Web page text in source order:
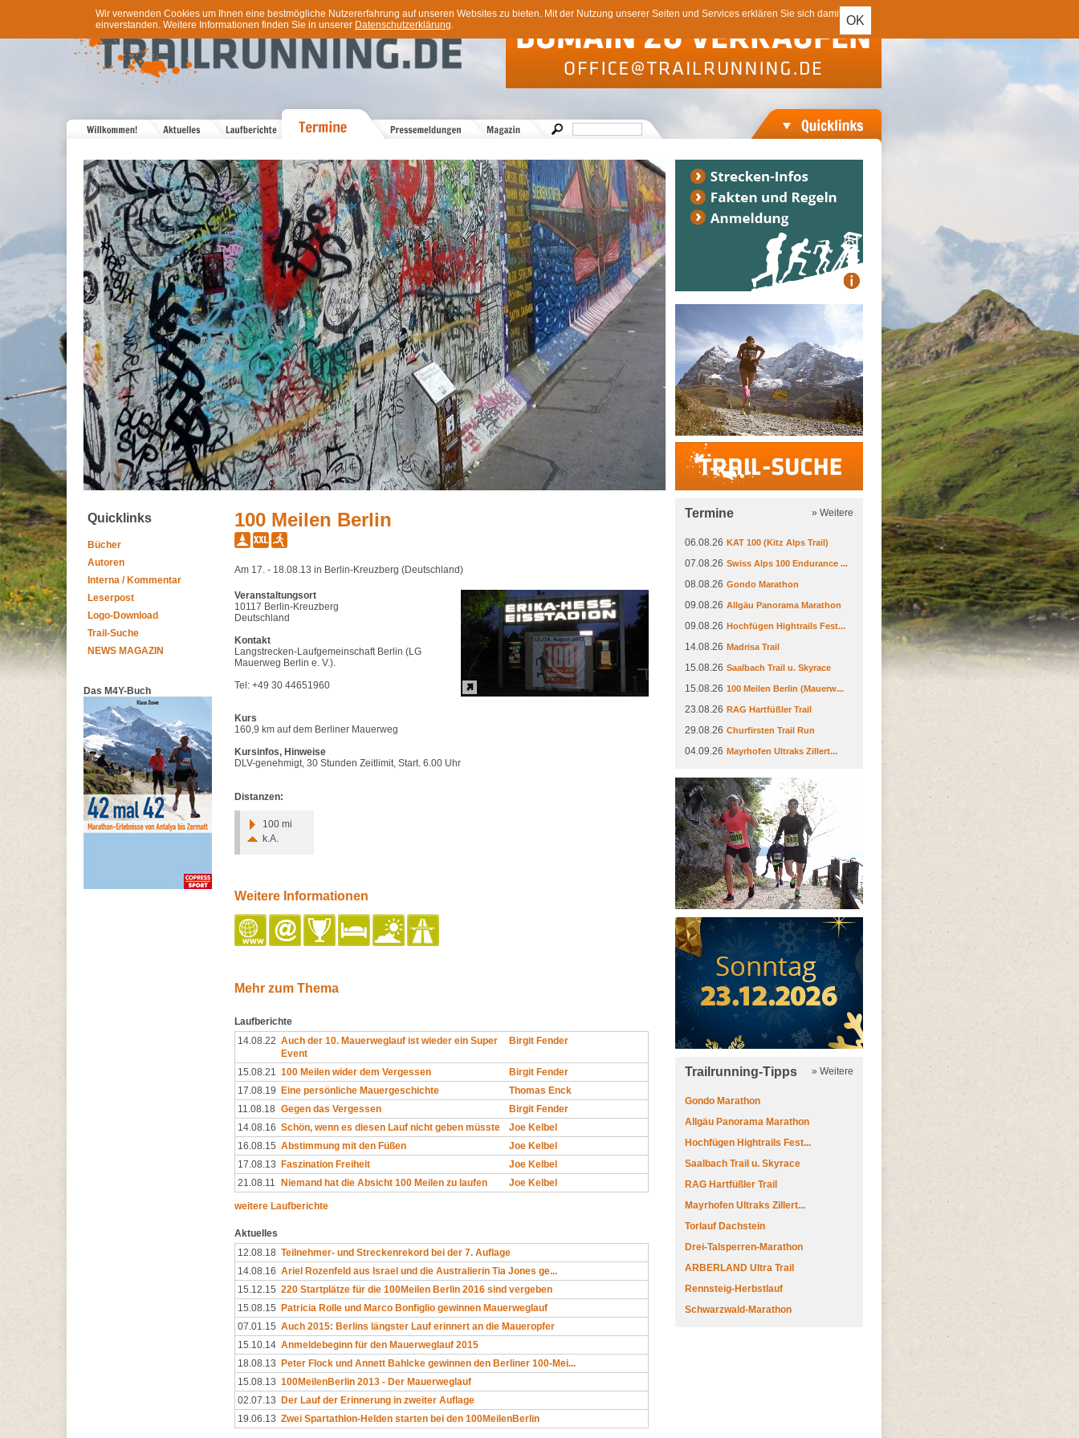
OK
Wir verwenden Cookies um Ihnen eine bestmögliche Nutzererfahrung auf unseren Websites zu bieten. Mit der Nutzung unserer Seiten und Services erklären Sie sich damit
einverstanden. Weitere Informationen finden Sie in unserer Datenschutzerklärung.
Trail-Suche
Quicklinks
Bücher
Autoren
Interna / Kommentar
Leserpost
Logo-Download
Trail-Suche
NEWS MAGAZIN
Das M4Y-Buch
100 Meilen Berlin
Am 17. - 18.08.13 in Berlin-Kreuzberg (Deutschland)
Veranstaltungsort
10117 Berlin-Kreuzberg
Deutschland
Kontakt
Langstrecken-Laufgemeinschaft Berlin (LG
Mauerweg Berlin e. V.).
Tel: +49 30 44651960
Kurs
160,9 km auf dem Berliner Mauerweg
Kursinfos, Hinweise
DLV-genehmigt, 30 Stunden Zeitlimit, Start. 6.00 Uhr
Distanzen:
100 mi
k.A.
Weitere Informationen
Mehr zum Thema
Laufberichte
14.08.22 Auch der 10. Mauerweglauf ist wieder ein Super
Event
Birgit Fender
15.08.21 100 Meilen wider dem Vergessen
Birgit Fender
17.08.19 Eine persönliche Mauergeschichte
Thomas Enck
11.08.18 Gegen das Vergessen
Birgit Fender
14.08.16 Schön, wenn es diesen Lauf nicht geben müsste
Joe Kelbel
16.08.15 Abstimmung mit den Füßen
Joe Kelbel
17.08.13 Faszination Freiheit
Joe Kelbel
21.08.11
Niemand hat die Absicht 100 Meilen zu laufen Joe Kelbel
weitere Laufberichte
Aktuelles
12.08.18 Teilnehmer- und Streckenrekord bei der 7. Auflage
14.08.16 Ariel Rozenfeld aus Israel und die Australierin Tia Jones ge...
15.12.15 220 Startplätze für die 100Meilen Berlin 2016 sind vergeben
15.08.15 Patricia Rolle und Marco Bonfiglio gewinnen Mauerweglauf
07.01.15 Auch 2015: Berlins längster Lauf erinnert an die Maueropfer
15.10.14 Anmeldebeginn für den Mauerweglauf 2015
18.08.13 Peter Flock und Annett Bahlcke gewinnen den Berliner 100-Mei...
15.08.13 100MeilenBerlin 2013 - Der Mauerweglauf
02.07.13 Der Lauf der Erinnerung in zweiter Auflage
19.06.13 Zwei Spartathlon-Helden starten bei den 100MeilenBerlin
Termine » Weitere
06.08.26 KAT 100 (Kitz Alps Trail)
07.08.26 Swiss Alps 100 Endurance ...
08.08.26 Gondo Marathon
09.08.26 Allgäu Panorama Marathon
09.08.26 Hochfügen Hightrails Fest...
14.08.26 Madrisa Trail
15.08.26 Saalbach Trail u. Skyrace
15.08.26 100 Meilen Berlin (Mauerw...
23.08.26 RAG Hartfüßler Trail
29.08.26 Churfirsten Trail Run
04.09.26 Mayrhofen Ultraks Zillert...
Trailrunning-Tipps » Weitere
Gondo Marathon
Allgäu Panorama Marathon
Hochfügen Hightrails Fest...
Saalbach Trail u. Skyrace
RAG Hartfüßler Trail
Mayrhofen Ultraks Zillert...
Torlauf Dachstein
Drei-Talsperren-Marathon
ARBERLAND Ultra Trail
Rennsteig-Herbstlauf
Schwarzwald-Marathon